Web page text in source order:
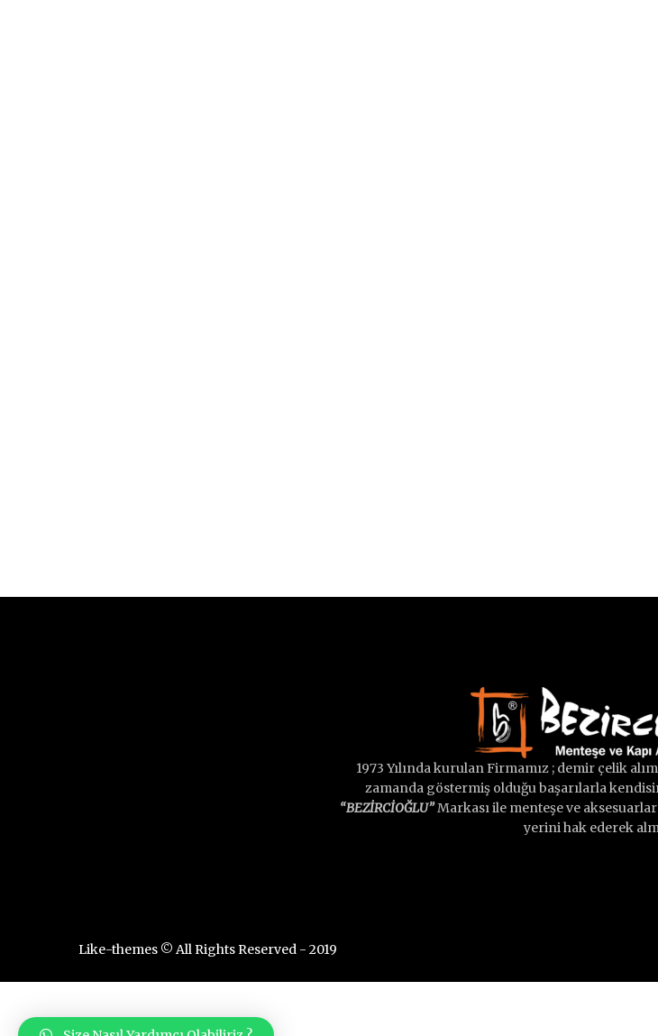
1973 Yılında kurulan Firmamız ; demir çelik
zamanda göstermiş olduğu başarılarla
“BEZİRCİOĞLU”Markası ile menteşe ve
yerini hak ederek
Like-themes © All Rights Reserved - 2019